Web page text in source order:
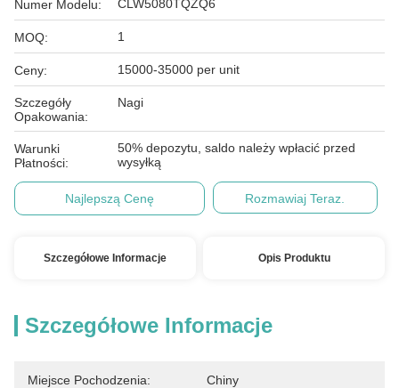
Numer Modelu: CLW5080TQZQ6
MOQ: 1
Ceny: 15000-35000 per unit
Szczegóły
Opakowania:
Nagi
Warunki
Płatności:
50% depozytu, saldo należy wpłacić przed
wysyłką
Najlepszą Cenę Rozmawiaj Teraz.
Szczegółowe Informacje Opis Produktu
Szczegółowe Informacje
Miejsce Pochodzenia: Chiny